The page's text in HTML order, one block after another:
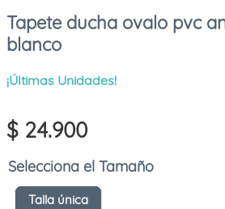
Tapete ducha ovalo pvc
blanco
¡Últimas Unidades!
$ 24.900
Tamaño
Talla única